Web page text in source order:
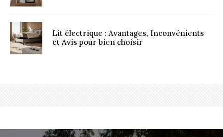
Lit électrique : Avantages, Inconvénients
et Avis pour bien choisir